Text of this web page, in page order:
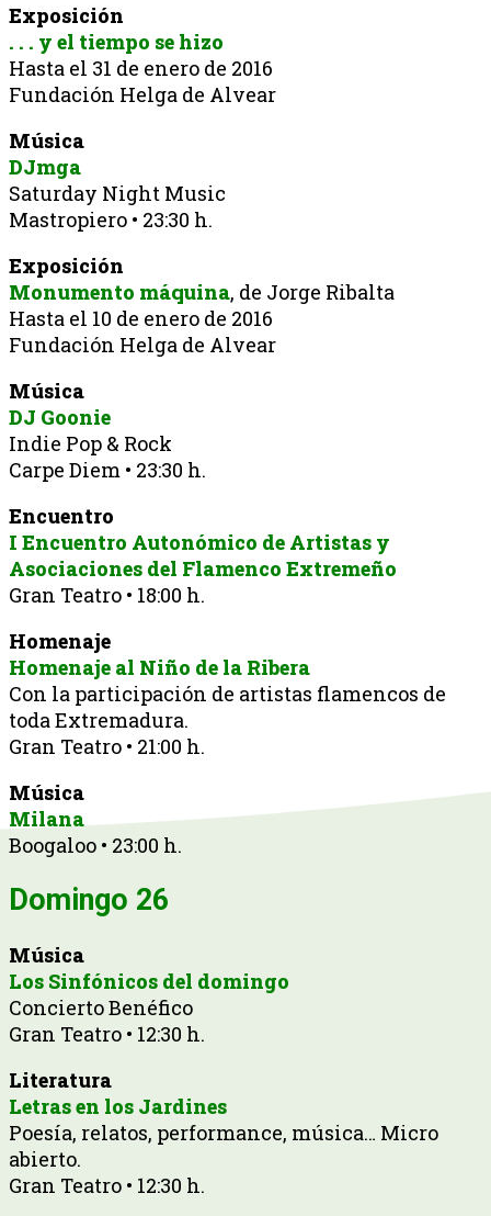
Exposición
. . . y el tiempo se hizo
Hasta el 31 de enero de 2016
Fundación Helga de Alvear
Música
DJmga
Saturday Night Music
Mastropiero • 23:30 h.
Exposición
Monumento máquina, de Jorge Ribalta
Hasta el 10 de enero de 2016
Fundación Helga de Alvear
Música
DJ Goonie
Indie Pop & Rock
Carpe Diem • 23:30 h.
Encuentro
I Encuentro Autonómico de Artistas y
Asociaciones del Flamenco Extremeño
Gran Teatro • 18:00 h.
Homenaje
Homenaje al Niño de la Ribera
Con la participación de artistas flamencos de
toda Extremadura.
Gran Teatro • 21:00 h.
Música
Milana
Boogaloo • 23:00 h.
Domingo 26
Música
Los Sinfónicos del domingo
Concierto Benéfico
Gran Teatro • 12:30 h.
Literatura
Letras en los Jardines
Poesía, relatos, performance, música… Micro
abierto.
Gran Teatro • 12:30 h.